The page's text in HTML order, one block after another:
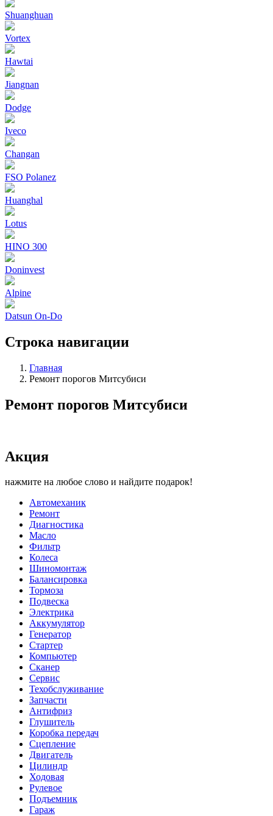
Shuanghuan
Vortex
Hawtai
Jiangnan
Dodge
Iveco
Changan
FSO Polanez
Huanghal
Lotus
HINO 300
Doninvest
Alpine
Datsun On-Do
Строка навигации
Главная
Ремонт порогов Митсубиси
Ремонт порогов Митсубиси
Акция
нажмите на любое слово и найдите подарок!
Автомеханик
Ремонт
Диагностика
Масло
Фильтр
Колеса
Шиномонтаж
Балансировка
Тормоза
Подвеска
Электрика
Аккумулятор
Генератор
Стартер
Компьютер
Сканер
Сервис
Техобслуживание
Запчасти
Антифриз
Глушитель
Коробка передач
Сцепление
Двигатель
Цилиндр
Ходовая
Рулевое
Подъемник
Гараж